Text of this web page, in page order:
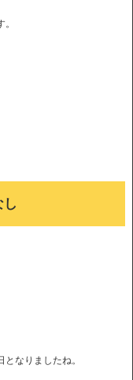
。
し
となりましたね。